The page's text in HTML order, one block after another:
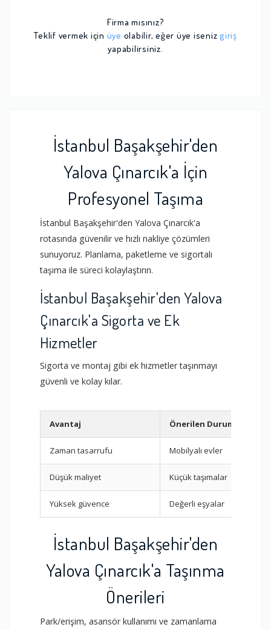
Firma mısınız?
Teklif vermek için üye olabilir, eğer üye iseniz giriş
yapabilirsiniz.
İstanbul Başakşehir'den
Yalova Çınarcık'a İçin
Profesyonel Taşıma
İstanbul Başakşehir'den Yalova Çınarcık'a
rotasında güvenilir ve hızlı nakliye çözümleri
sunuyoruz. Planlama, paketleme ve sigortalı
taşıma ile süreci kolaylaştırın.
İstanbul Başakşehir'den Yalova
Çınarcık'a Sigorta ve Ek
Hizmetler
Sigorta ve montaj gibi ek hizmetler taşınmayı
güvenli ve kolay kılar.
Avantaj Önerilen Durum
Zaman tasarrufu Mobilyalı evler
Düşük maliyet Küçük taşımalar
Yüksek güvence Değerli eşyalar
İstanbul Başakşehir'den
Yalova Çınarcık'a Taşınma
Önerileri
Park/erişim, asansör kullanımı ve zamanlama